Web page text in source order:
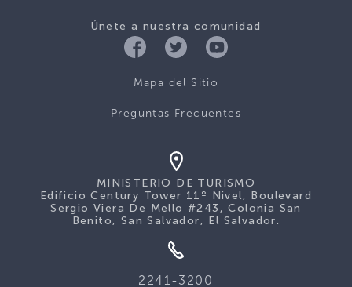
Únete a nuestra comunidad
Mapa del Sitio
Preguntas Frecuentes
MINISTERIO DE TURISMO
Edificio Century Tower 11º Nivel, Boulevard
Sergio Viera De Mello #243, Colonia San
Benito, San Salvador, El Salvador.
2241-3200